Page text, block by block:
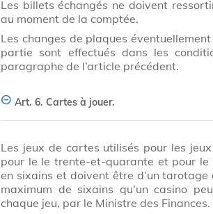
Les billets échangés ne doivent
au moment de la comptée.
Les changes de plaques
partie sont effectués dans les
paragraphe de l’article précédent.
Art. 6. Cartes à jouer.
Les jeux de cartes utilisés pour les
pour le le trente-et-quarante et pour le
en sixains et doivent être d’un tarotage
maximum de sixains qu’un casino
chaque jeu, par le Ministre des Finances.